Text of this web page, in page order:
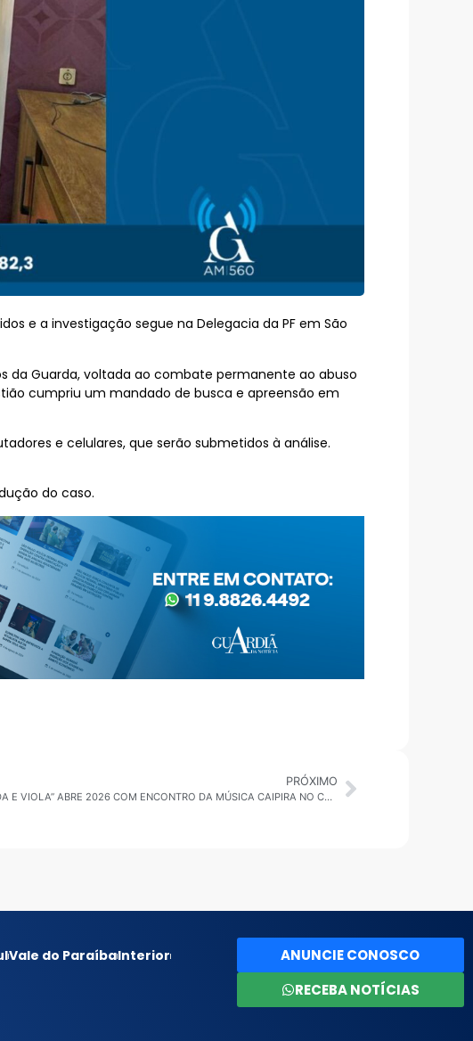
e a investigação segue na Delegacia da PF em São
da Guarda, voltada ao combate permanente ao abuso
cumpriu um mandado de busca e apreensão em
e celulares, que serão submetidos à análise.
do caso.
PRÓXIMO
GUARULHOS: “CAFÉ, MODA E VIOLA” ABRE 2026 COM ENCONTRO DA MÚSICA CAIPIRA NO CEU PONTE ALTA
Vale do ParaíbaInterior
ANUNCIE CONOSCO
RECEBA NOTÍCIAS